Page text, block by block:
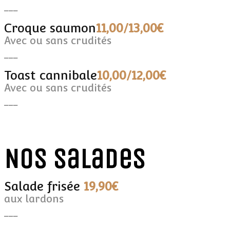
Croque saumon11,00/13,00€
Avec ou sans crudités
Toast cannibale10,00/12,00€
Avec ou sans crudités
Nos salades
Salade frisée 19,90€
aux lardons